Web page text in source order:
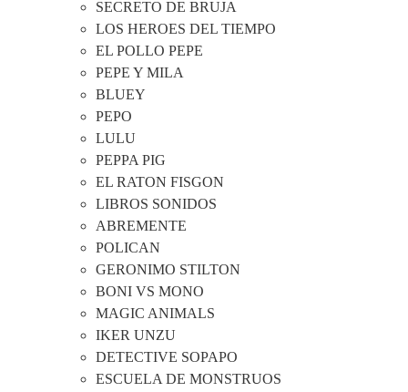
SECRETO DE BRUJA
LOS HEROES DEL TIEMPO
EL POLLO PEPE
PEPE Y MILA
BLUEY
PEPO
LULU
PEPPA PIG
EL RATON FISGON
LIBROS SONIDOS
ABREMENTE
POLICAN
GERONIMO STILTON
BONI VS MONO
MAGIC ANIMALS
IKER UNZU
DETECTIVE SOPAPO
ESCUELA DE MONSTRUOS